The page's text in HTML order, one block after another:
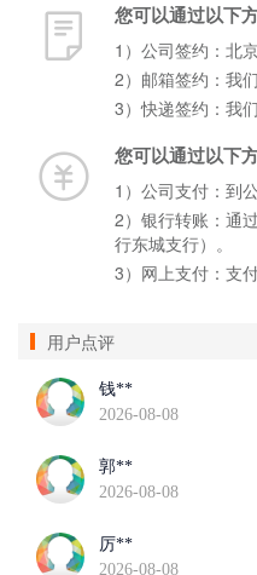
您可以通过以下
1）公司签约：北
2）邮箱签约：我
3）快递签约：我
您可以通过以下
1）公司支付：到
2）银行转账：通
行东城支行）。
3）网上支付：支
用户点评
钱**
2026-08-08
郭**
2026-08-08
厉**
2026-08-08